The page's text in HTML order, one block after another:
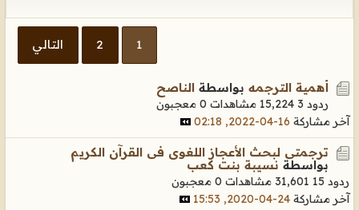
1
2 التالي
أهمية الترجمه بواسطة الناصح
ردود 3 15,224 مشاهدات
0 معجبون
آخر مشاركة 16-04-2022, 02:18
ترجمتى لبحث الأعجاز اللغوى فى القرآن الكريم
بواسطة نسيبة بنت كعب
ردود 15 31,601 مشاهدات
0 معجبون
آخر مشاركة 24-04-2020, 15:53